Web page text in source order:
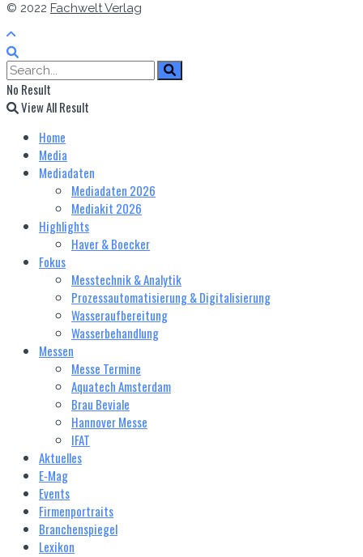
© 2022 Fachwelt Verlag
No Result
View All Result
Home
Media
Mediadaten
Mediadaten 2026
Mediakit 2026
Highlights
Haver & Boecker
Fokus
Messtechnik & Analytik
Prozessautomatisierung & Digitalisierung
Wasseraufbereitung
Wasserbehandlung
Messen
Messe Termine
Aquatech Amsterdam
Brau Beviale
Hannover Messe
IFAT
Aktuelles
E‑Mag
Events
Firmenportraits
Branchenspiegel
Lexikon